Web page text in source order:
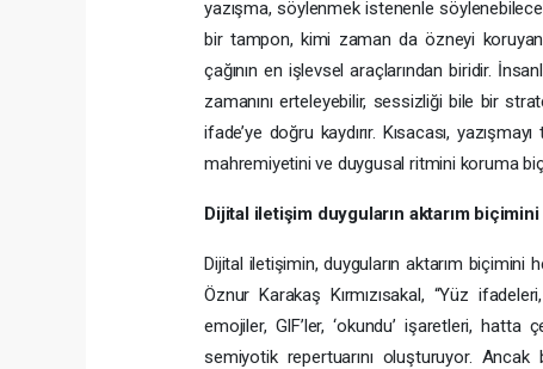
yazışma, söylenmek istenenle
bir tampon, kimi zaman da özneyi koruyan
çağının en işlevsel araçlarından biridir.
zamanını erteleyebilir, sessizliği bile bir
ifade’ye doğru kaydırır. Kısacası,
mahremiyetini ve duygusal ritmini koruma
Dijital iletişim duyguların aktarım
Dijital iletişimin, duyguların aktarım
Öznur Karakaş Kırmızısakal, “Yüz
emojiler, GIF’ler, ‘okundu’ işaretleri,
semiyotik repertuarını oluşturuyor. Ancak